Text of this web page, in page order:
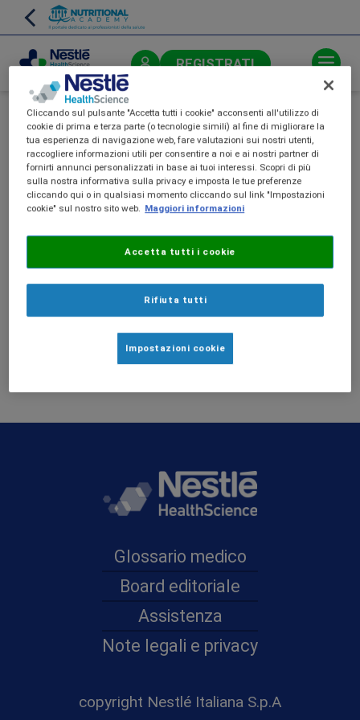
content
REGISTRATI
Questa è una area riservata ai
farmacisti.
Glossario medico
Board editoriale
Assistenza
Note legali e privacy
copyright Nestlé Italiana S.p.A
Cliccando sul pulsante "Accetta tutti i cookie" acconsenti all'utilizzo di
cookie di prima e terza parte (o tecnologie simili) al fine di migliorare la
tua esperienza di navigazione web, fare valutazioni sui nostri utenti,
raccogliere informazioni utili per consentire a noi e ai nostri partner di
fornirti annunci personalizzati in base ai tuoi interessi. Scopri di più
sulla nostra informativa sulla privacy e imposta le tue preferenze
cliccando qui o in qualsiasi momento cliccando sul link "Impostazioni
cookie" sul nostro sito web.
Maggiori informazioni
Rifiuta tutti
Accetta tutti i cookie
Impostazioni cookie